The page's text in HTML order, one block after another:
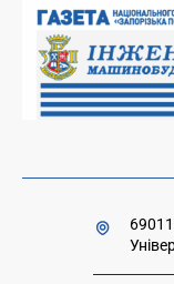
Накази та
Міністерство освіти
Урядова "гаряча